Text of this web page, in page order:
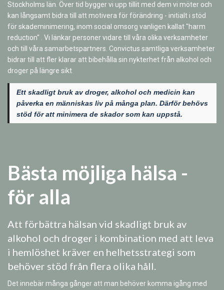
Stockholms län. Över tid bygger vi upp tillit med dem vi möter och
kan långsamt bidra till att motivera för förändring - initialt i stöd
för skademinimering, inom social omsorg vanligen kallat "harm
reduction" . Vi länkar personer vidare till våra olika verksamheter
och till våra samarbetspartners. Convictus samtliga verksamheter
bidrar till att fler klarar att bibehålla sin nykterhet från alkohol och
droger på längre sikt.
Ett skadligt bruk av droger, alkohol och medicin kan
påverka en människas liv på många plan. Därför behövs
stöd för att minimera de skador som kan uppstå.
Bästa möjliga hälsa -
för alla
Att förbättra hälsan vid skadligt bruk av
alkohol och droger i kombination med att leva
i hemlöshet kräver en helhetsstrategi som
behöver stöd från flera olika håll.
Det innebär många gånger att man behöver komma igång med